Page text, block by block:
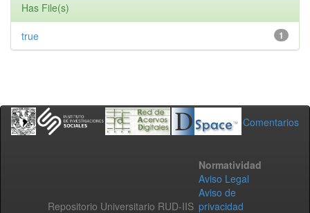
Has File(s)
1
true
Comentarios
Repositorio Universitario RUD-IIS
Normatividad
Aviso Legal
Aviso de
privacidad